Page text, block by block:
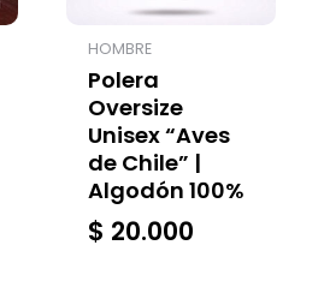
HOMBRE
Polera
Oversize
Unisex “Aves
de Chile” |
Algodón 100%
$ 20.000